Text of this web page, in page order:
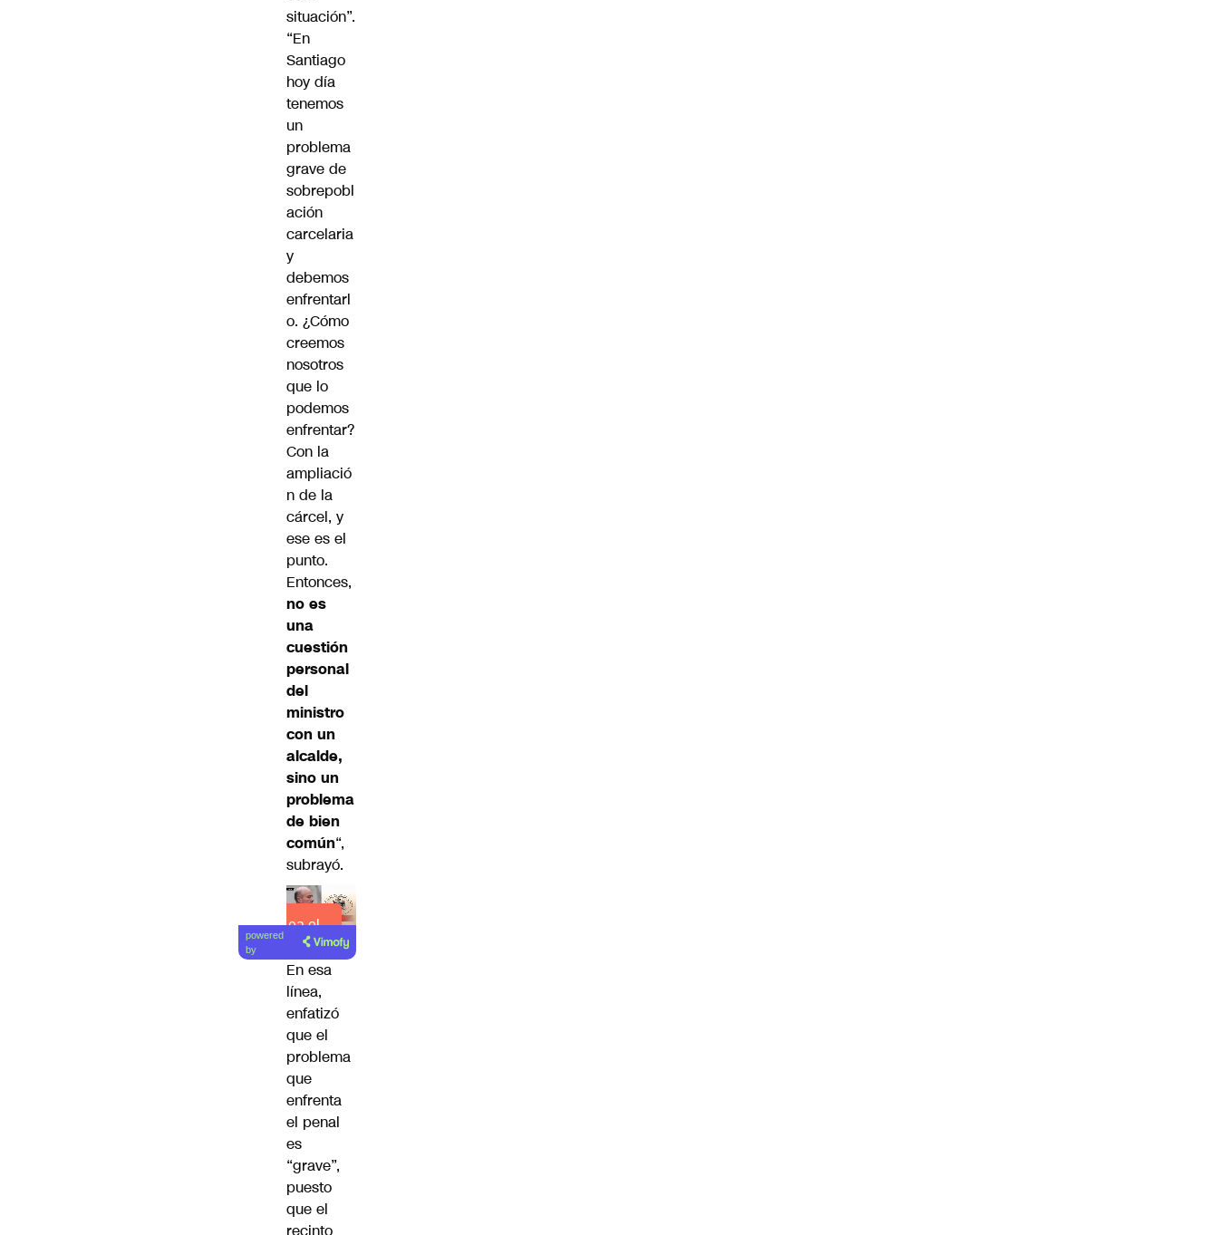
situación”.
“En
Santiago
hoy día
tenemos
un
problema
grave de
sobrepobl
ación
carcelaria
y
debemos
enfrentarl
o. ¿Cómo
creemos
nosotros
que lo
podemos
enfrentar?
Con la
ampliació
n de la
cárcel, y
ese es el
punto.
Entonces,
no es
una
cuestión
personal
del
ministro
con un
alcalde,
sino un
problema
de bien
común“,
subrayó.
Lea el
artículo
powered
by
En esa
línea,
enfatizó
que el
problema
que
enfrenta
el penal
es
“grave”,
puesto
que el
recinto